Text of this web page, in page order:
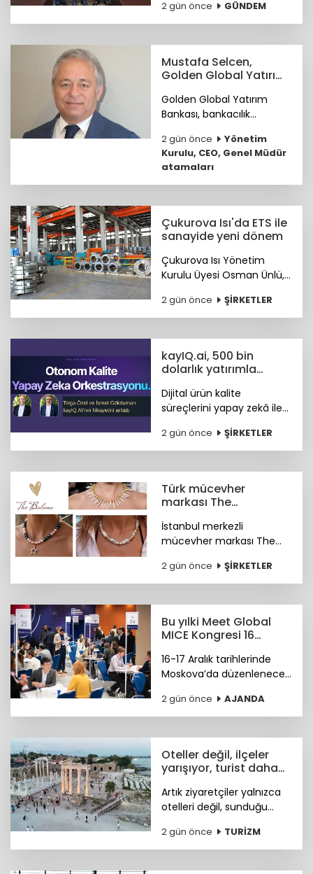
ihracatçıların küresel
pazarlardaki rekabet
ETİD ile TİM arasında iş
birliği protokolü imzalandı.
2 gün önce GÜNDEM
Mustafa Selcen,
Golden Global Yatırım
Golden Global Yatırım
Bankası, bankacılık
deneyime sahip Mustafa
Selcen’i Yönetim Kurulu
Üyesi olarak atadı.
2 gün önce
Yönetim
Kurulu, CEO, Genel Müdür
atamaları
Çukurova Isı'da ETS ile
sanayide yeni dönem
Çukurova Isı Yönetim
Kurulu Üyesi Osman Ünlü,
ETS'nin sanayinin
uluslararası pazarlardaki
belirtti.
2 gün önce ŞİRKETLER
kayIQ.ai, 500 bin
dolarlık yatırımla
Dijital ürün kalite
süreçlerini yapay zekâ ile
kayIQ.ai platformu, 500
bin dolarlık yatırımla
2 gün önce ŞİRKETLER
Türk mücevher
markası The
başarı
İstanbul merkezli
mücevher markası The
koleksiyonuyla uluslararası
bağımsız tasarım
Badger'ın marka ağına
katıldı.
2 gün önce ŞİRKETLER
Bu yılki Meet Global
MICE Kongresi 16
16-17 Aralık tarihlerinde
Moskova’da düzenlenecek
Congress (MGMC),
Türkiye’nin MICE uzmanları
sunmaya hazırlanıyor.
2 gün önce AJANDA
Oteller değil, ilçeler
yarışıyor, turist daha
Artık ziyaretçiler yalnızca
otelleri değil, sunduğu
sosyal yaşamı ve fiyat-
performans avantajıyla
2 gün önce TURİZM